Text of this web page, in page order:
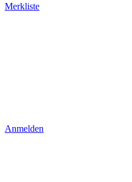
Merkliste
Anmelden